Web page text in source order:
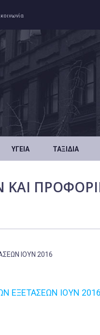
ΥΓΕΊΑ ΤΑΞΊΔΙΑ
ΕΞΕΤΑΣΕΩΝ ΙΟΥΝ 2016